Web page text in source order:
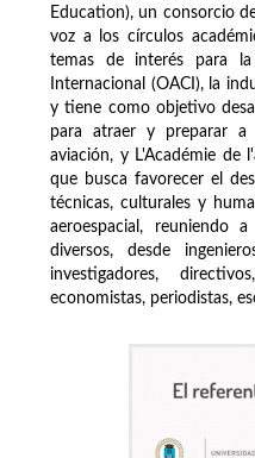
Education), un consorcio
voz a los círculos
temas de interés para la
Internacional (OACI), la
y tiene como objetivo
para atraer y preparar a
aviación, y L'Académie de
que busca favorecer el
técnicas, culturales y
aeroespacial, reuniendo
diversos, desde
investigadores,
economistas, periodistas,